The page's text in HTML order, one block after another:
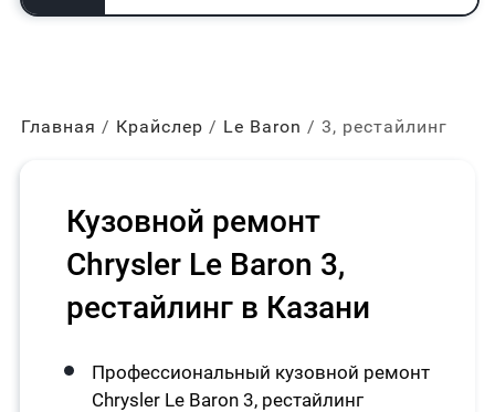
Главная Крайслер Le Baron 3, рестайлинг
Кузовной ремонт
Chrysler Le Baron 3,
рестайлинг в Казани
Профессиональный кузовной ремонт
Chrysler Le Baron 3, рестайлинг